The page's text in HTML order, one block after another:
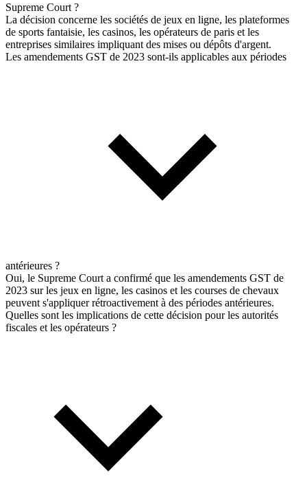
Supreme Court ?
La décision concerne les sociétés de jeux en ligne, les plateformes
de sports fantaisie, les casinos, les opérateurs de paris et les
entreprises similaires impliquant des mises ou dépôts d'argent.
Les amendements GST de 2023 sont-ils applicables aux périodes
antérieures ?
Oui, le Supreme Court a confirmé que les amendements GST de
2023 sur les jeux en ligne, les casinos et les courses de chevaux
peuvent s'appliquer rétroactivement à des périodes antérieures.
Quelles sont les implications de cette décision pour les autorités
fiscales et les opérateurs ?